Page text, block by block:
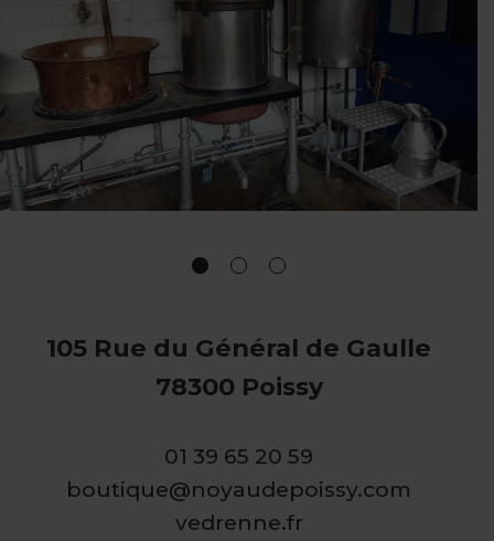
105 Rue du Général de Gaulle
78300 Poissy
01 39 65 20 59
boutique@noyaudepoissy.com
vedrenne.fr